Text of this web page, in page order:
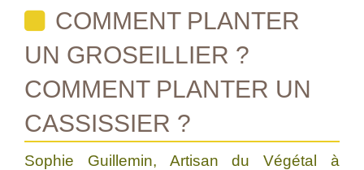
COMMENT PLANTER
UN GROSEILLIER ?
COMMENT PLANTER UN
CASSISSIER ?
Sophie Guillemin, Artisan du Végétal à